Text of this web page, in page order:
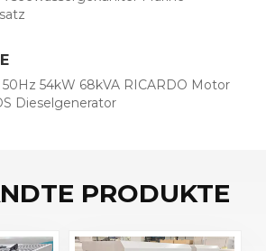
54kW 68kVA RICARDO Motor
Dieselgenerator
PRODUKTE